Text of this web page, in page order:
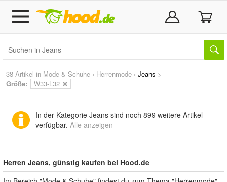
38 Artikel in Mode & Schuhe › Herrenmode › Jeans >
Größe:
W33-L32
In der Kategorie Jeans sind noch 899 weitere Artikel
verfügbar. Alle anzeigen
Herren Jeans, günstig kaufen bei Hood.de